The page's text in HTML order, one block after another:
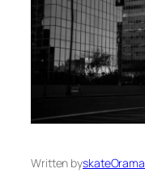
Written byskateOrama